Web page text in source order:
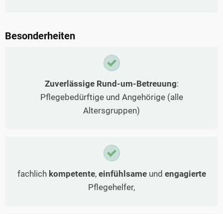
Besonderheiten
Zuverlässige Rund-um-Betreuung:
Pflegebedürftige und Angehörige (alle
Altersgruppen)
fachlich kompetente, einfühlsameund engagierte
Pflegehelfer,